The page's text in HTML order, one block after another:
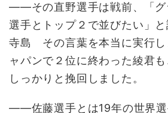
――その直野選手は戦前、「グ
選手とトップ２で並びたい」と
寺島 その言葉を本当に実行し
ャパンで２位に終わった綾君
しっかりと挽回しました。
――佐藤選手とは19年の世界選